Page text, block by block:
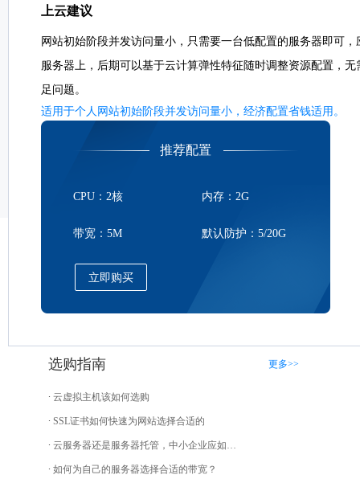
上云建议
网站初始阶段并发访问量小，只需要一台低配置的服务器即可
服务器上，后期可以基于云计算弹性特征随时调整资源配置，
足问题。
适用于个人网站初始阶段并发访问量小，经济配置省钱适用。
推荐配置
CPU：2核 内存：2G
带宽：5M 默认防护：5/20G
立即购买
选购指南 更多>>
云虚拟主机该如何选购
SSL证书如何快速为网站选择合适的
云服务器还是服务器托管，中小企业应如何选择？
如何为自己的服务器选择合适的带宽？